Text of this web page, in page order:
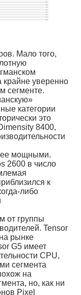
Мало того,
крайне уверенно
сегменте.
категории
это
8400,
мощными.
2600 в число
к
либо
от группы
Tensor
рынке
G5 имеет
CPU,
сегмента
на
но, как ни
Pixel